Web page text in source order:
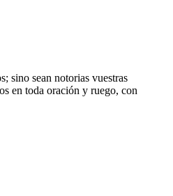
sino sean notorias vuestras
en toda oración y ruego, con